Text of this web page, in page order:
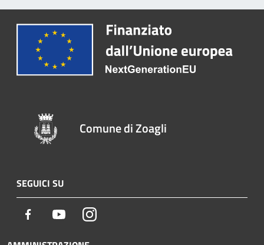
Comune di Zoagli
SEGUICI SU
Facebook YoutubeInstagram